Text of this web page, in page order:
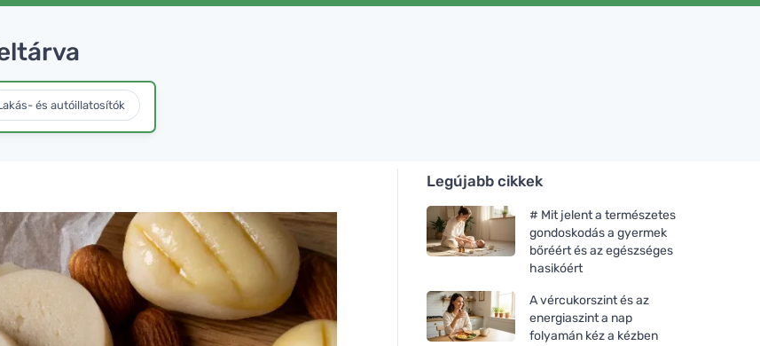
és autóillatosítók
Legújabb cikkek
# Mit jelent a természetes
gondoskodás a gyermek
bőréért és az egészséges
hasikóért
A vércukorszint és az
energiaszint a nap
folyamán kéz a kézben